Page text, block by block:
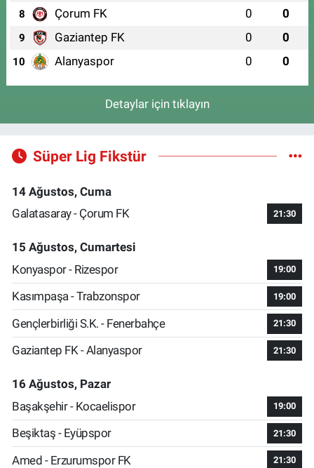
8 Çorum FK 0 0
9 Gaziantep FK 0 0
10 Alanyaspor 0 0
Detaylar için tıklayın
Süper Lig Fikstür
14 Ağustos, Cuma
Galatasaray - Çorum FK
21:30
15 Ağustos, Cumartesi
Konyaspor - Rizespor
19:00
Kasımpaşa - Trabzonspor 19:00
Gençlerbirliği S.K. - Fenerbahçe 21:30
Gaziantep FK - Alanyaspor 21:30
16 Ağustos, Pazar
Başakşehir - Kocaelispor
19:00
Beşiktaş - Eyüpspor 21:30
Amed - Erzurumspor FK 21:30